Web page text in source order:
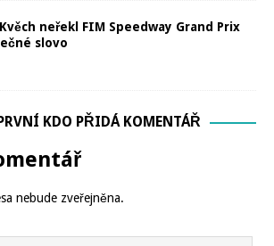
Kvěch neřekl FIM Speedway Grand Prix
slovo
KDO PŘIDÁ KOMENTÁŘ
nebude zveřejněna.